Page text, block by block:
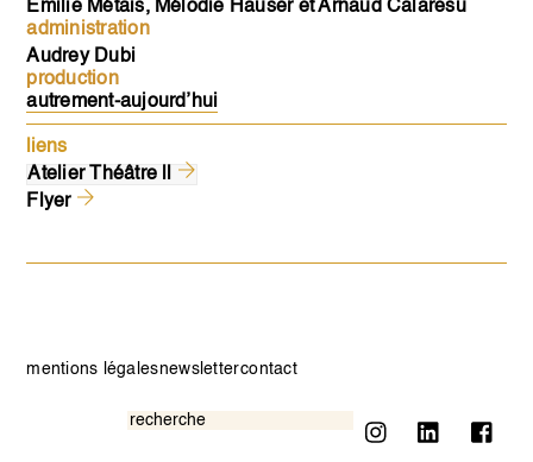
Émilie Métais, Mélodie Hauser et Arnaud Calaresu
administration
Audrey Dubi
production
autrement-aujourd’hui
liens
Atelier Théâtre ll
Flyer
mentions légalesnewslettercontact
InstagramLinkedin